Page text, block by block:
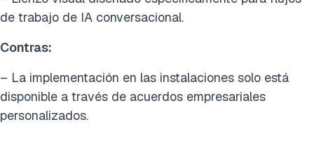
de trabajo de IA conversacional.
Contras:
– La implementación en las instalaciones solo está
disponible a través de acuerdos empresariales
personalizados.